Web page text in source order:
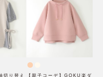
切り替え 【親子コーデ】GOKU楽ダ